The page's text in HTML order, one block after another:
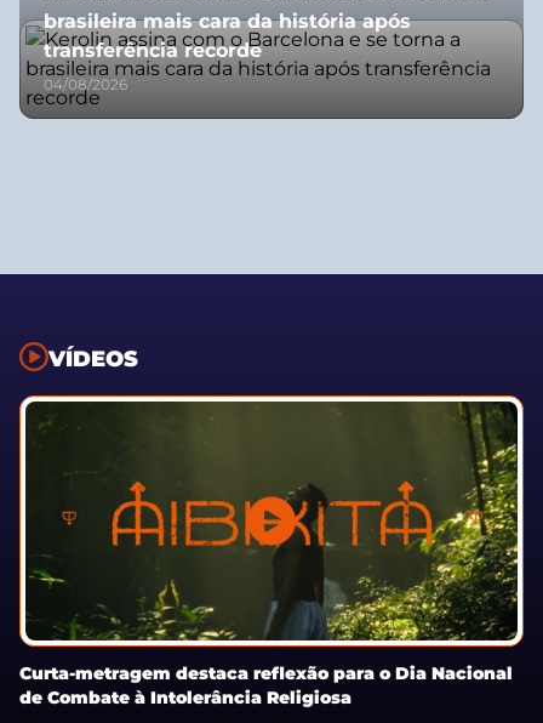
brasileira mais cara da história após
transferência recorde
04/08/2026
VÍDEOS
Curta-metragem destaca reflexão para o Dia Nacional
de Combate à Intolerância Religiosa